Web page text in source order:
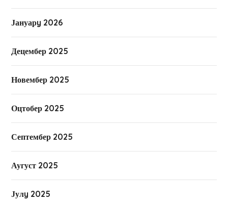
Јануарy 2026
Децембер 2025
Новембер 2025
Оцтобер 2025
Септембер 2025
Аугуст 2025
Јулy 2025